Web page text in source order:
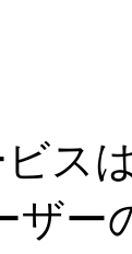
ス
ザー